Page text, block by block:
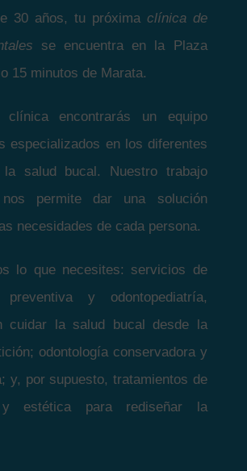
30 años, tu próxima clínica de
se encuentra en la Plaza
15 minutos de Marata.
clínica encontrarás un equipo
especializados en los diferentes
salud bucal. Nuestro trabajo
nos permite dar una solución
necesidades de cada persona.
lo que necesites: servicios de
preventiva y odontopediatría,
cuidar la salud bucal desde la
odontología conservadora y
y, por supuesto, tratamientos de
y estética para rediseñar la